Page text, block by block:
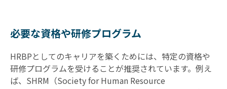
必要な資格や研修プログラム
HRBPとしてのキャリアを築くためには、特定の資格や
研修プログラムを受けることが推奨されています。例え
ば、SHRM（Society for Human Resource